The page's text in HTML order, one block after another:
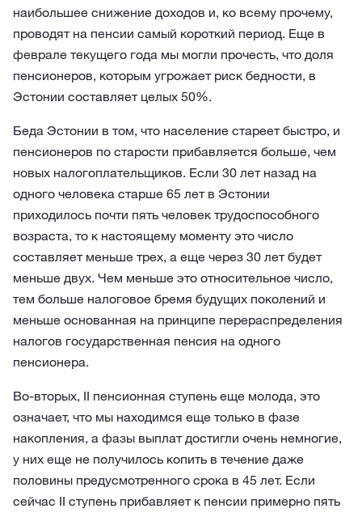
наибольшее снижение доходов и, ко всему прочему,
проводят на пенсии самый короткий период. Еще в
феврале текущего года мы могли прочесть, что доля
пенсионеров, которым угрожает риск бедности, в
Эстонии составляет целых 50%.
Беда Эстонии в том, что население стареет быстро, и
пенсионеров по старости прибавляется больше, чем
новых налогоплательщиков. Если 30 лет назад на
одного человека старше 65 лет в Эстонии
приходилось почти пять человек трудоспособного
возраста, то к настоящему моменту это число
составляет меньше трех, а еще через 30 лет будет
меньше двух. Чем меньше это относительное число,
тем больше налоговое бремя будущих поколений и
меньше основанная на принципе перераспределения
налогов государственная пенсия на одного
пенсионера.
Во-вторых, II пенсионная ступень еще молода, это
означает, что мы находимся еще только в фазе
накопления, а фазы выплат достигли очень немногие,
у них еще не получилось копить в течение даже
половины предусмотренного срока в 45 лет. Если
сейчас II ступень прибавляет к пенсии примерно пять